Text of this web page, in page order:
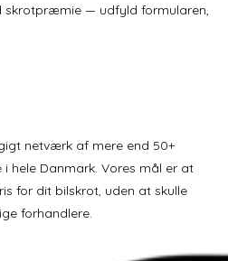
— udfyld formularen,
netværk af mere end 50+
hele Danmark. Vores mål er at
for dit bilskrot, uden at skulle
forhandlere.